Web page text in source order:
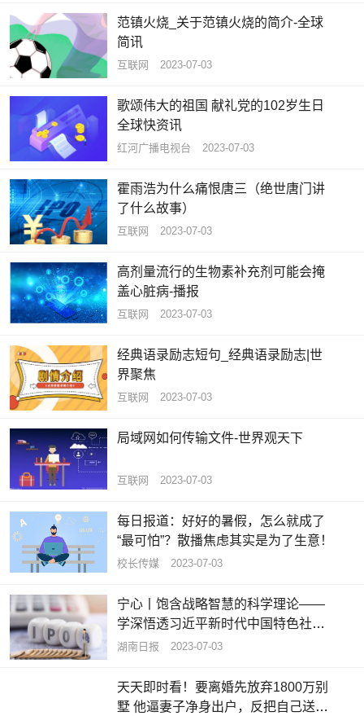
范镇火烧_关于范镇火烧的简介-全球
简讯
互联网 2023-07-03
歌颂伟大的祖国 献礼党的102岁生日
全球快资讯
红河广播电视台 2023-07-03
霍雨浩为什么痛恨唐三（绝世唐门讲
了什么故事）
互联网 2023-07-03
高剂量流行的生物素补充剂可能会掩
盖心脏病-播报
互联网 2023-07-03
经典语录励志短句_经典语录励志|世
界聚焦
互联网 2023-07-03
局域网如何传输文件-世界观天下
互联网 2023-07-03
每日报道：好好的暑假，怎么就成了
“最可怕”？散播焦虑其实是为了生意！
校长传媒 2023-07-03
宁心丨饱含战略智慧的科学理论——
学深悟透习近平新时代中国特色社会
主义思想之六 热头条
湖南日报 2023-07-03
天天即时看！要离婚先放弃1800万别
墅 他逼妻子净身出户，反把自己送进